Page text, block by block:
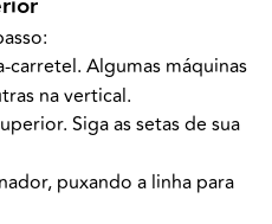
carretel. Algumas máquinas
na vertical.
Siga as setas de sua
puxando a linha para